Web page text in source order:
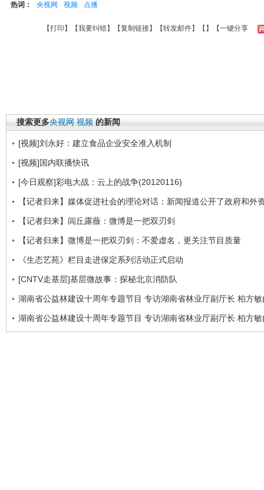
热词： 央视网 视频 点播
【打印 】【我要纠错】【复制链接】【转发邮件】【 】 【一键分享
搜索更多央视网 视频 的新闻
[视频]刘永好：建立食品企业安全准入机制
[视频]国内联播快讯
[今日观察]彩电大战：云上的战争(20120116)
【记者归来】媒体促进社会的理论对话：新闻报道公开了政府和外
【记者归来】闾丘露薇：微博是一把双刃剑
【记者归来】微博是一把双刃剑：不爱虚名，更关注节目质量
《生态艺苑》栏目走进保定系列活动正式启动
[CNTV走基层]基层微故事：探秘北京消防队
湖南省公益林建设十周年专题节目 专访湖南省林业厅副厅长 柏方
湖南省公益林建设十周年专题节目 专访湖南省林业厅副厅长 柏方